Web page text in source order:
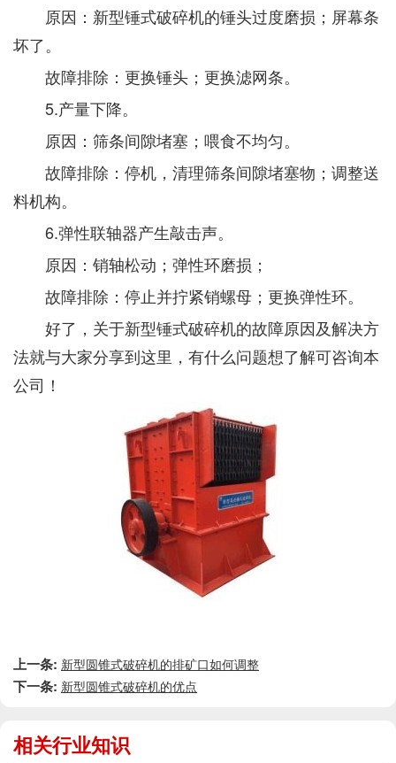
原因：新型锤式破碎机的锤头过度磨损；屏幕条
坏了。
故障排除：更换锤头；更换滤网条。
5.产量下降。
原因：筛条间隙堵塞；喂食不均匀。
故障排除：停机，清理筛条间隙堵塞物；调整送
料机构。
6.弹性联轴器产生敲击声。
原因：销轴松动；弹性环磨损；
故障排除：停止并拧紧销螺母；更换弹性环。
好了，关于新型锤式破碎机的故障原因及解决方
法就与大家分享到这里，有什么问题想了解可咨询本
公司！
上一条: 新型圆锥式破碎机的排矿口如何调整
下一条: 新型圆锥式破碎机的优点
相关行业知识